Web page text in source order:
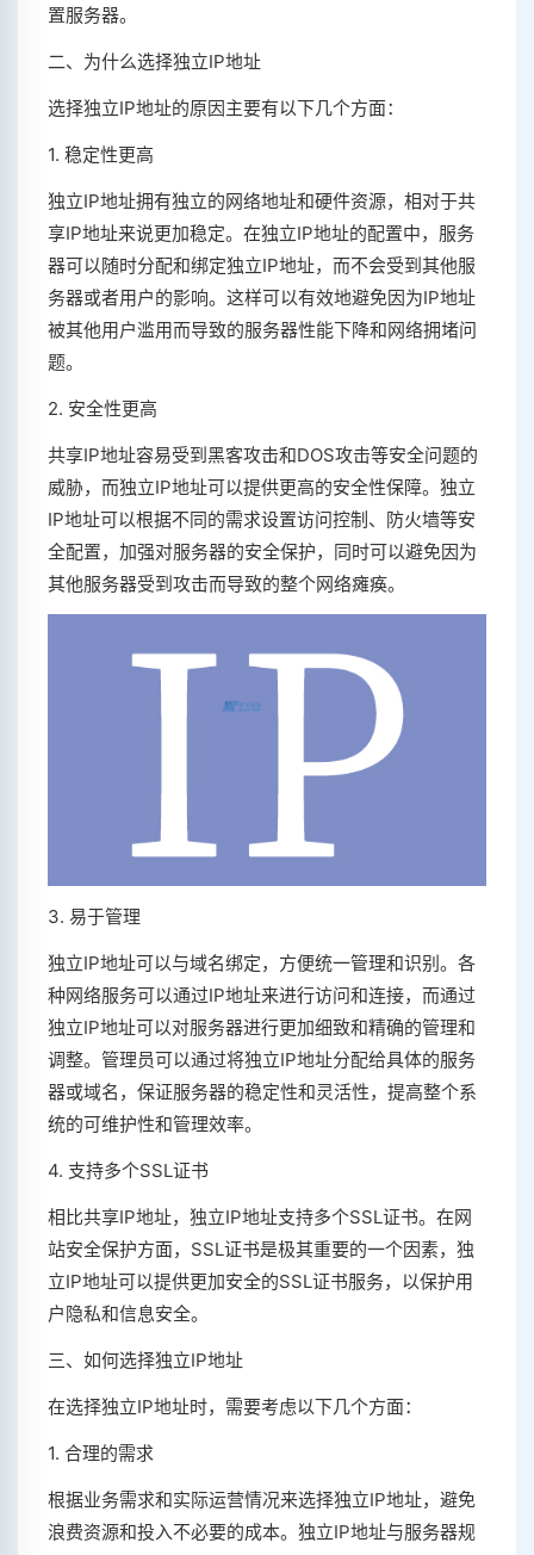
置服务器。
二、为什么选择独立IP地址
选择独立IP地址的原因主要有以下几个方面：
1. 稳定性更高
独立IP地址拥有独立的网络地址和硬件资源，相对于共
享IP地址来说更加稳定。在独立IP地址的配置中，服务
器可以随时分配和绑定独立IP地址，而不会受到其他服
务器或者用户的影响。这样可以有效地避免因为IP地址
被其他用户滥用而导致的服务器性能下降和网络拥堵问
题。
2. 安全性更高
共享IP地址容易受到黑客攻击和DOS攻击等安全问题的
威胁，而独立IP地址可以提供更高的安全性保障。独立
IP地址可以根据不同的需求设置访问控制、防火墙等安
全配置，加强对服务器的安全保护，同时可以避免因为
其他服务器受到攻击而导致的整个网络瘫痪。
3. 易于管理
独立IP地址可以与域名绑定，方便统一管理和识别。各
种网络服务可以通过IP地址来进行访问和连接，而通过
独立IP地址可以对服务器进行更加细致和精确的管理和
调整。管理员可以通过将独立IP地址分配给具体的服务
器或域名，保证服务器的稳定性和灵活性，提高整个系
统的可维护性和管理效率。
4. 支持多个SSL证书
相比共享IP地址，独立IP地址支持多个SSL证书。在网
站安全保护方面，SSL证书是极其重要的一个因素，独
立IP地址可以提供更加安全的SSL证书服务，以保护用
户隐私和信息安全。
三、如何选择独立IP地址
在选择独立IP地址时，需要考虑以下几个方面：
1. 合理的需求
根据业务需求和实际运营情况来选择独立IP地址，避免
浪费资源和投入不必要的成本。独立IP地址与服务器规